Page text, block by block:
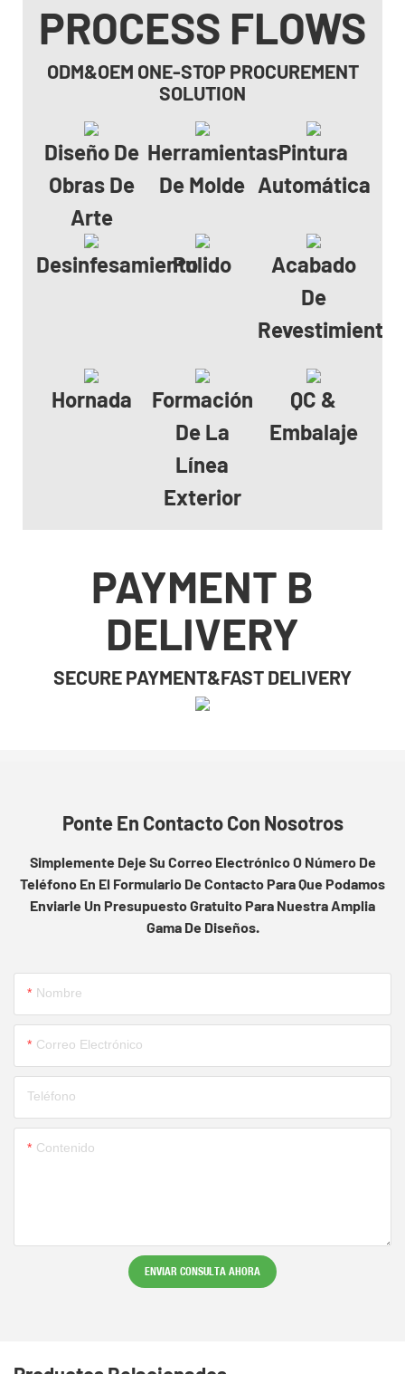
PROCESS FLOWS
ODM&OEM ONE-STOP PROCUREMENT
SOLUTION
Diseño De
Obras De
Arte
Herramientas
De Molde
Pintura
Automática
DesinfesamientoPulido
Acabado
De
Revestimiento
Hornada
Formación
De La
Línea
Exterior
QC &
Embalaje
PAYMENT B
DELIVERY
SECURE PAYMENT&FAST DELIVERY
Ponte En Contacto Con Nosotros
Simplemente Deje Su Correo Electrónico O Número De
Teléfono En El Formulario De Contacto Para Que Podamos
Enviarle Un Presupuesto Gratuito Para Nuestra Amplia
Gama De Diseños.
Nombre
Correo Electrónico
Teléfono
Contenido
ENVIAR CONSULTA AHORA